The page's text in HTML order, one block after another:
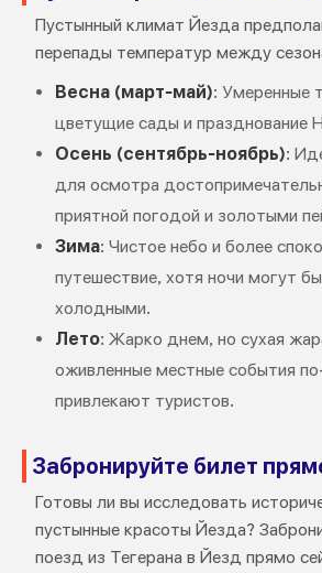
Пустынный климат Йезда
перепады температур между
Весна (март-май): Умеренные
цветущие сады и празднование
Осень (сентябрь-ноябрь):
для осмотра
приятной погодой и золотыми
Зима: Чистое небо и более
путешествие, хотя ночи могут
холодными.
Лето: Жарко днем, но сухая
оживленные местные события
привлекают туристов.
Забронируйте билет
Готовы ли вы исследовать
пустынные красоты Йезда?
поезд из Тегерана в Йезд прямо